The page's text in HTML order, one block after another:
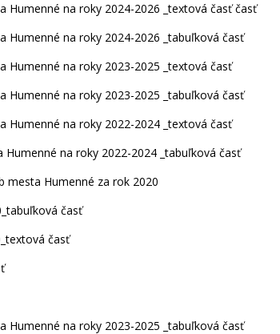
Humenné na roky 2024-2026 _textová časť časť
Humenné na roky 2024-2026 _tabuľková časť
Humenné na roky 2023-2025 _textová časť
Humenné na roky 2023-2025 _tabuľková časť
Humenné na roky 2022-2024 _textová časť
Humenné na roky 2022-2024 _tabuľková časť
mesta Humenné za rok 2020
časť
časť
Humenné na roky 2023-2025 _tabuľková časť